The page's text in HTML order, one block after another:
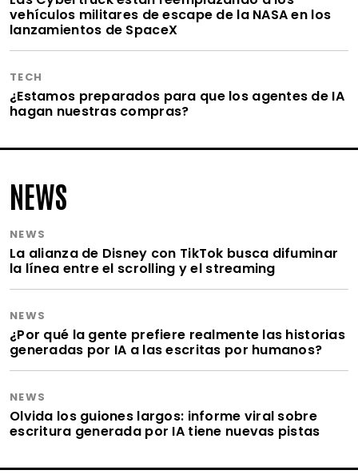
vehículos militares de escape de la NASA en los
lanzamientos de SpaceX
TECH
¿Estamos preparados para que los agentes de IA
hagan nuestras compras?
NEWS
NEWS
La alianza de Disney con TikTok busca difuminar
la línea entre el scrolling y el streaming
NEWS
¿Por qué la gente prefiere realmente las historias
generadas por IA a las escritas por humanos?
NEWS
Olvida los guiones largos: informe viral sobre
escritura generada por IA tiene nuevas pistas